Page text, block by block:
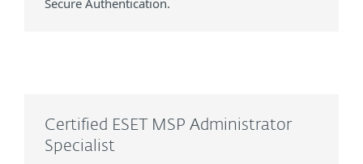
Secure Authentication.
Certified ESET MSP Administrator
Specialist